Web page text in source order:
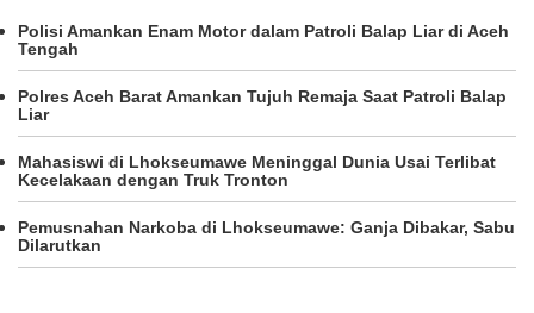
Polisi Amankan Enam Motor dalam Patroli Balap Liar di Aceh
Tengah
Polres Aceh Barat Amankan Tujuh Remaja Saat Patroli Balap
Liar
Mahasiswi di Lhokseumawe Meninggal Dunia Usai Terlibat
Kecelakaan dengan Truk Tronton
Pemusnahan Narkoba di Lhokseumawe: Ganja Dibakar, Sabu
Dilarutkan